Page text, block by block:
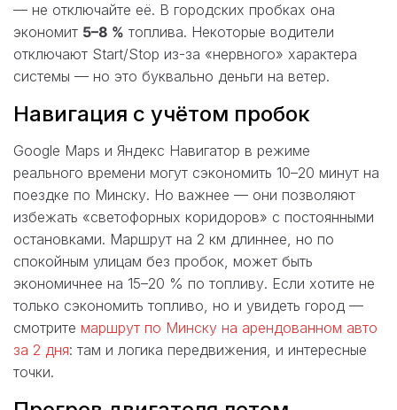
— не отключайте её. В городских пробках она
экономит 5–8 % топлива. Некоторые водители
отключают Start/Stop из-за «нервного» характера
системы — но это буквально деньги на ветер.
Навигация с учётом пробок
Google Maps и Яндекс Навигатор в режиме
реального времени могут сэкономить 10–20 минут на
поездке по Минску. Но важнее — они позволяют
избежать «светофорных коридоров» с постоянными
остановками. Маршрут на 2 км длиннее, но по
спокойным улицам без пробок, может быть
экономичнее на 15–20 % по топливу. Если хотите не
только сэкономить топливо, но и увидеть город —
смотрите маршрут по Минску на арендованном авто
за 2 дня: там и логика передвижения, и интересные
точки.